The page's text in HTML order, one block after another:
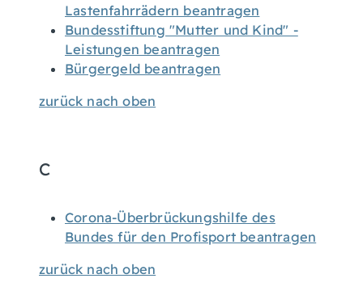
Lastenfahrrädern beantragen
Bundesstiftung "Mutter und Kind" -
Leistungen beantragen
Bürgergeld beantragen
zurück nach oben
C
Corona-Überbrückungshilfe des
Bundes für den Profisport beantragen
zurück nach oben